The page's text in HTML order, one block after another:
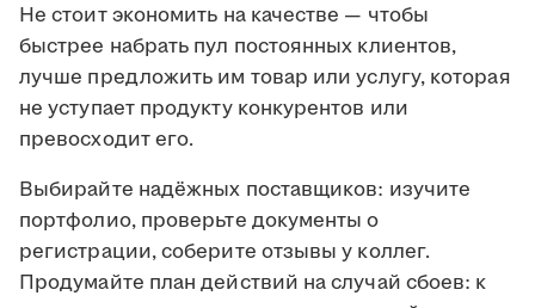
Не стоит экономить на качестве — чтобы
быстрее набрать пул постоянных клиентов,
лучше предложить им товар или услугу, которая
не уступает продукту конкурентов или
превосходит его.
Выбирайте надёжных поставщиков: изучите
портфолио, проверьте документы о
регистрации, соберите отзывы у коллег.
Продумайте план действий на случай сбоев: к